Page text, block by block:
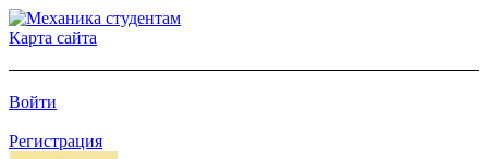
Карта сайта
Войти
Регистрация